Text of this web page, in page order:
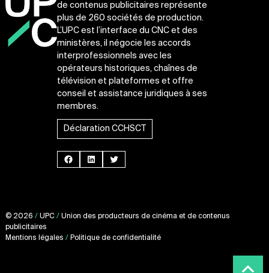
de contenus publicitaires représente
plus de 260 sociétés de production.
L’UPC est l’interface du CNC et des
ministères, il négocie les accords
interprofessionnels avec les
opérateurs historiques, chaînes de
télévision et plateformes et offre
conseil et assistance juridiques à ses
membres.
Déclaration CCHSCT
Facebook
LinkedInTwitter
© 2026 / UPC / Union des producteurs de cinéma et de contenus
publicitaires
Mentions légales / Politique de confidentialité